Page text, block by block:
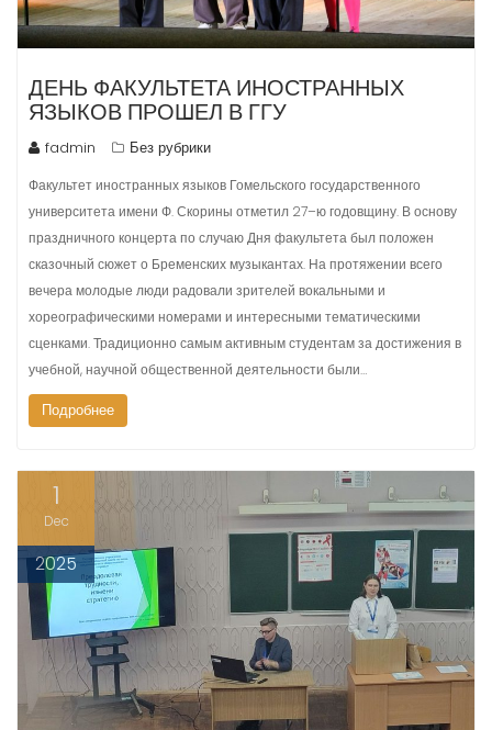
ДЕНЬ ФАКУЛЬТЕТА ИНОСТРАННЫХ
ЯЗЫКОВ ПРОШЕЛ В ГГУ
fadmin Без рубрики
Факультет иностранных языков Гомельского государственного
университета имени Ф. Скорины отметил 27–ю годовщину. В основу
праздничного концерта по случаю Дня факультета был положен
сказочный сюжет о Бременских музыкантах. На протяжении всего
вечера молодые люди радовали зрителей вокальными и
хореографическими номерами и интересными тематическими
сценками. Традиционно самым активным студентам за достижения в
учебной, научной общественной деятельности были…
Подробнее
1
Dec
2025